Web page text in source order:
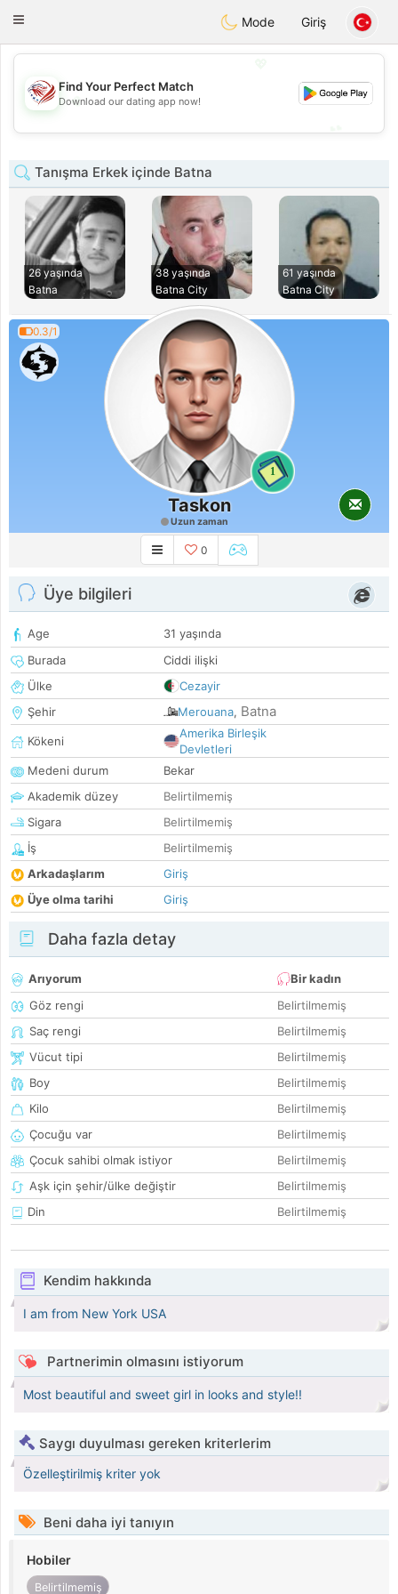
Dating
Toggle
Mode Giriş
💖
💕
Find Your Perfect Match
Download our dating app now!
Tanışma Erkek içinde Batna
26 yaşında
Batna
38 yaşında
Batna City
61 yaşında
Batna City
0.3/1
1
Taskon
Uzun zaman
0
Üye bilgileri
Age
31 yaşında
Burada
Ciddi ilişki
Ülke
Cezayir
Şehir
Merouana, Batna
Kökeni
Amerika Birleşik
Devletleri
Medeni durum
Bekar
Akademik düzey
Belirtilmemiş
Sigara
Belirtilmemiş
İş
Belirtilmemiş
Arkadaşlarım
Giriş
Üye olma tarihi
Giriş
Daha fazla detay
Arıyorum
Bir kadın
Göz rengi
Belirtilmemiş
Saç rengi
Belirtilmemiş
Vücut tipi
Belirtilmemiş
Boy
Belirtilmemiş
Kilo
Belirtilmemiş
Çocuğu var
Belirtilmemiş
Çocuk sahibi olmak istiyor
Belirtilmemiş
Aşk için şehir/ülke değiştir
Belirtilmemiş
Din
Belirtilmemiş
Kendim hakkında
I am from New York USA
Partnerimin olmasını istiyorum
Most beautiful and sweet girl in looks and style!!
Saygı duyulması gereken kriterlerim
Özelleştirilmiş kriter yok
Beni daha iyi tanıyın
Hobiler
Belirtilmemiş